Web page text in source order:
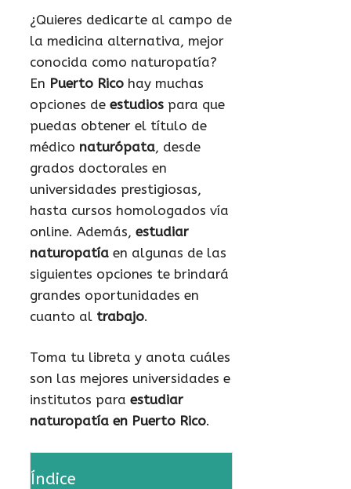
¿Quieres dedicarte al campo de
la medicina alternativa, mejor
conocida como naturopatía?
En Puerto Rico hay muchas
opciones de estudios para que
puedas obtener el título de
médico naturópata, desde
grados doctorales en
universidades prestigiosas,
hasta cursos homologados vía
online. Además, estudiar
naturopatía en algunas de las
siguientes opciones te brindará
grandes oportunidades en
cuanto al trabajo.
Toma tu libreta y anota cuáles
son las mejores universidades e
institutos para estudiar
naturopatía en Puerto Rico.
Índice